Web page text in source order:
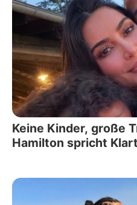
Keine Kinder, große
Hamilton spricht